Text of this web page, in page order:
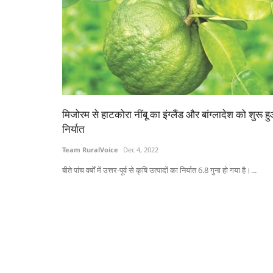
मिजोरम से हाटकोरा नींबू का इंग्लैंड और बांग्लादेश को शुरू
निर्यात
Team RuralVoice Dec 4, 2022
बीते पांच वर्षों में उत्तर-पूर्व से कृषि उत्पादों का निर्यात 6.8 गुना हो गया है।...